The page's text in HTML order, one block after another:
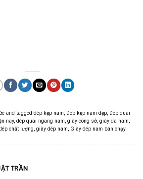
and tagged dép kẹp nam, Dép kẹp nam dẹp, Dép quai
nay, dép quai ngang nam, giày công sở, giày da nam,
chất lượng, giày dép nam, Giày dép nam bán chạy
TRẦN